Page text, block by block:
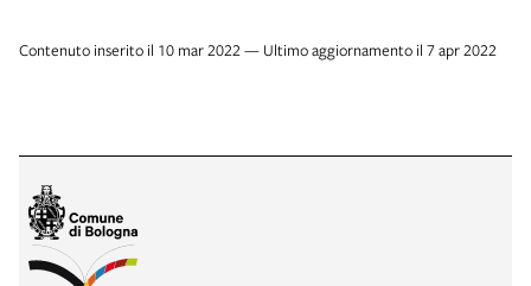
Contenuto inserito il 10 mar 2022 — Ultimo aggiornamento il 7 apr 2022